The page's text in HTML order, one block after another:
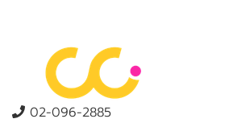
02-096-2885